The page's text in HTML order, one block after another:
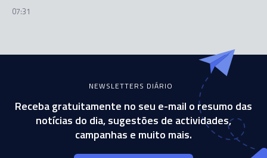
07:31
NEWSLETTERS DIÁRIO
Receba gratuitamente no seu e-mail o resumo das
notícias do dia, sugestões de actividades,
campanhas e muito mais.